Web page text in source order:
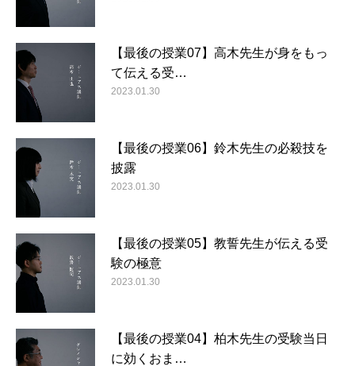
【最後の授業07】高木先生が身をもっ
て伝える受…
2023.01.30
【最後の授業06】鈴木先生の必殺技を
披露
2023.01.30
【最後の授業05】教誓先生が伝える受
験の極意
2023.01.30
【最後の授業04】柏木先生の受験当日
に効くおま…